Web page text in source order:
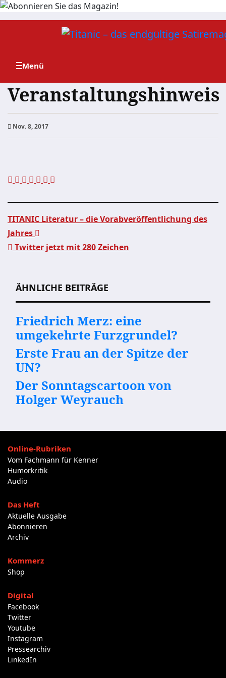
Zum
Veranstaltungshinweis
Nov. 8, 2017
Beitragsnavigation
TITANIC Literatur – die Vorabveröffentlichung des
Jahres
Twitter jetzt mit 280 Zeichen
ÄHNLICHE BEITRÄGE
Friedrich Merz: eine
umgekehrte Furzgrundel?
Erste Frau an der Spitze der
UN?
Der Sonntagscartoon von
Holger Weyrauch
Online-Rubriken
Vom Fachmann für Kenner
Humorkritik
Audio
Das Heft
Aktuelle Ausgabe
Abonnieren
Archiv
Kommerz
Shop
Digital
Facebook
Twitter
Youtube
Instagram
Pressearchiv
LinkedIn